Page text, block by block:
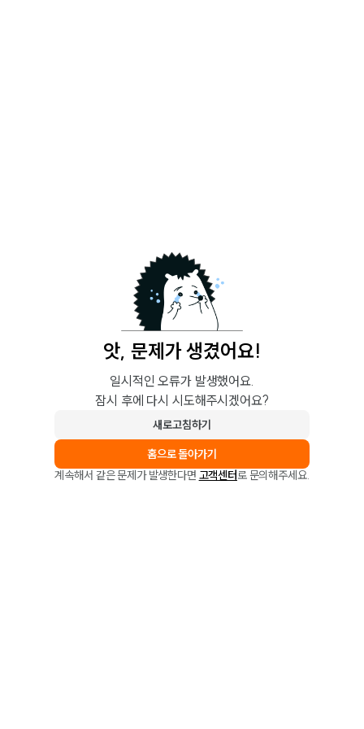
앗, 문제가 생겼어요!
일시적인 오류가 발생했어요.
잠시 후에 다시 시도해주시겠어요?
새로고침하기
홈으로 돌아가기
계속해서 같은 문제가 발생한다면 고객센터로 문의해주세요.